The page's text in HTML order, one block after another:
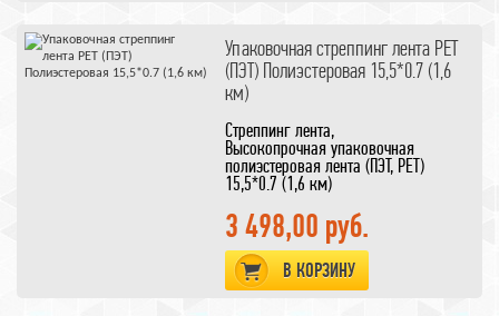
Упаковочная стреппинг лента PET
(ПЭТ) Полиэстеровая 15,5*0.7 (1,6
км)
Стреппинг лента,
Высокопрочная упаковочная
полиэстеровая лента (ПЭТ, PET)
15,5*0.7 (1,6 км)
3 498,00 руб.
В КОРЗИНУ